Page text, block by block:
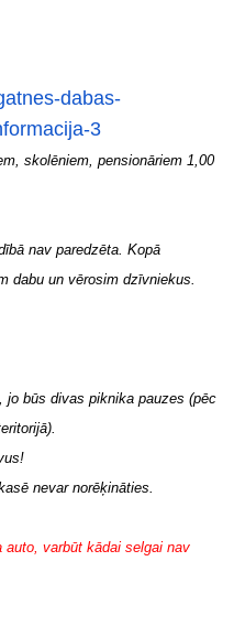
dabas-
3
skolēniem, pensionāriem 1,00
nav paredzēta. Kopā
dabu un vērosim dzīvniekus.
jo būs divas piknika pauzes (pēc
nevar norēķināties.
varbūt kādai selgai nav